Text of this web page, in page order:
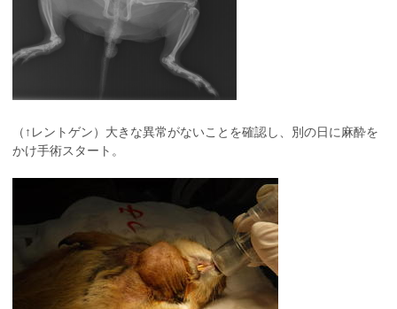
（↑レントゲン）大きな異常がないことを確認し、別の日に麻酔を
かけ手術スタート。